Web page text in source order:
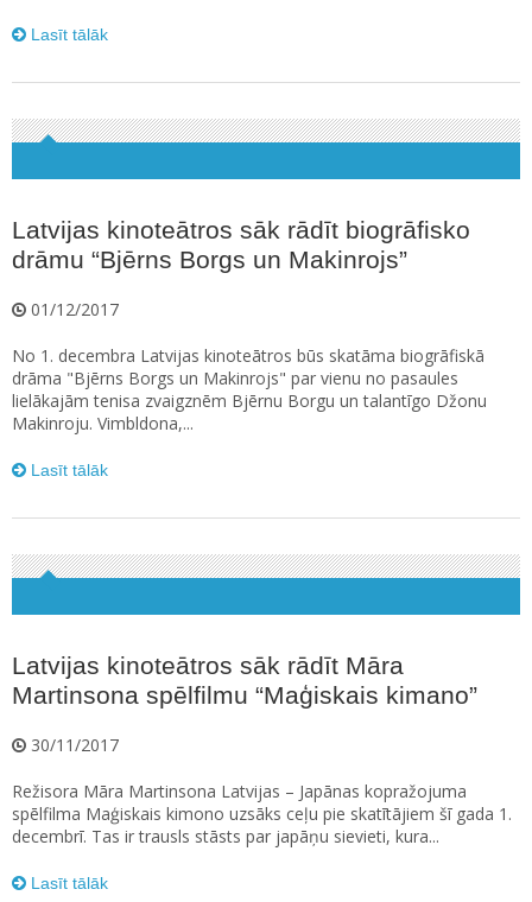
Lasīt tālāk
Latvijas kinoteātros sāk rādīt biogrāfisko
drāmu “Bjērns Borgs un Makinrojs”
01/12/2017
No 1. decembra Latvijas kinoteātros būs skatāma biogrāfiskā
drāma "Bjērns Borgs un Makinrojs" par vienu no pasaules
lielākajām tenisa zvaigznēm Bjērnu Borgu un talantīgo Džonu
Makinroju. Vimbldona,...
Lasīt tālāk
Latvijas kinoteātros sāk rādīt Māra
Martinsona spēlfilmu “Maģiskais kimano”
30/11/2017
Režisora Māra Martinsona Latvijas – Japānas kopražojuma
spēlfilma Maģiskais kimono uzsāks ceļu pie skatītājiem šī gada 1.
decembrī. Tas ir trausls stāsts par japāņu sievieti, kura...
Lasīt tālāk